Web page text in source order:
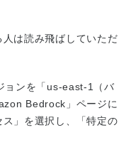
は読み飛ばしていただ
ョンを「us-east-1（バ
Bedrock」ページに
」を選択し、「特定の